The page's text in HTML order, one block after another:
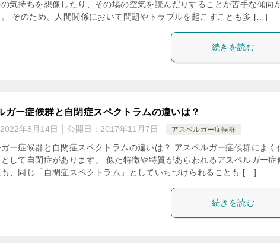
気持ちを想像したり、その場の空気を読んだりすることが苦手な傾向
。 そのため、人間関係において問題やトラブルを起こすことも多 […]
続きを読む
ガー症候群と自閉症スペクトラムの違いは？
2022年8月14日 公開日： 2017年11月7日 アスペルガー症候群
ー症候群と自閉症スペクトラムの違いは？ アスペルガー症候群によく
して自閉症があります。 似た特徴や特質があらわれるアスペルガー症
も、同じ「自閉症スペクトラム」としていちづけられることも […]
続きを読む